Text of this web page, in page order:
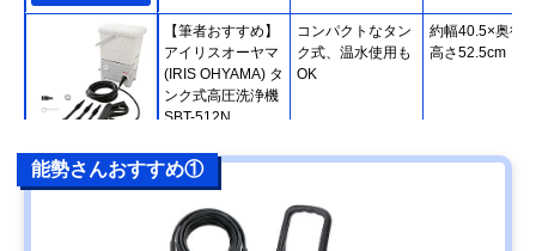
Amazonで見る
【筆者おすすめ】
アイリスオーヤマ
(IRIS OHYAMA) タ
ンク式高圧洗浄機
SBT-512N
コンパクトなタン
ク式、温水使用も
OK
約幅40.5×奥行
高さ52.5cm
ケルヒャー
(Karcher) モバイ
単、日常使いにぴ
ったり
能勢さんおすすめ①